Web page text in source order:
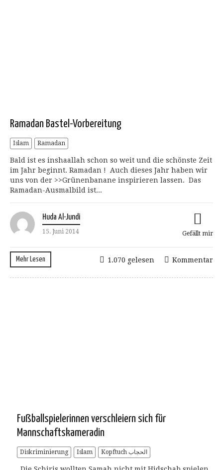
Ramadan Bastel-Vorbereitung
Islam Ramadan
Bald ist es inshaallah schon so weit und die schönste Zeit
im Jahr beginnt. Ramadan ! Auch dieses Jahr haben wir
uns von der >>Grünenbanane inspirieren lassen. Das
Ramadan-Ausmalbild ist...
Huda Al-Jundi
15. Juni 2014 Gefällt mir
Mehr Lesen Kommentar
1.070 gelesen
Fußballspielerinnen verschleiern sich für
Mannschaftskameradin
Diskriminierung Islam Kopftuch الحجاب